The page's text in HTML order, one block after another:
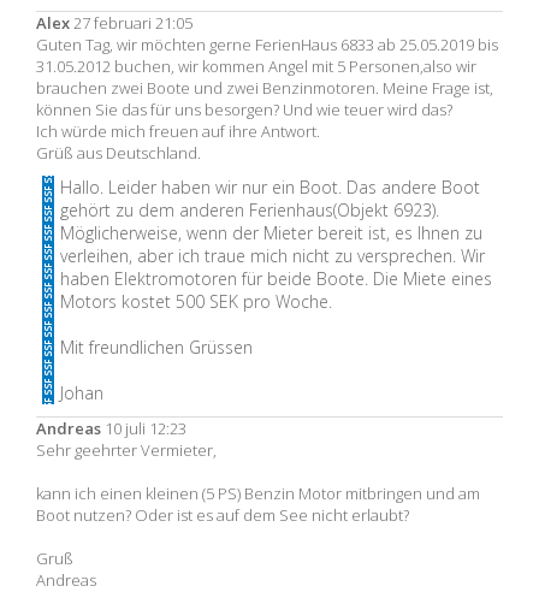
Alex27 februari 21:05
Guten Tag, wir möchten gerne FerienHaus 6833 ab 25.05.2019 bis
31.05.2012 buchen, wir kommen Angel mit 5 Personen,also wir
brauchen zwei Boote und zwei Benzinmotoren. Meine Frage ist,
können Sie das für uns besorgen? Und wie teuer wird das?
Ich würde mich freuen auf ihre Antwort.
Grüß aus Deutschland.
Hallo. Leider haben wir nur ein Boot. Das andere Boot
gehört zu dem anderen Ferienhaus(Objekt 6923).
Möglicherweise, wenn der Mieter bereit ist, es Ihnen zu
verleihen, aber ich traue mich nicht zu versprechen. Wir
haben Elektromotoren für beide Boote. Die Miete eines
Motors kostet 500 SEK pro Woche.
Mit freundlichen Grüssen
Johan
Andreas 10 juli 12:23
Sehr geehrter Vermieter,
kann ich einen kleinen (5 PS) Benzin Motor mitbringen und am
Boot nutzen? Oder ist es auf dem See nicht erlaubt?
Gruß
Andreas